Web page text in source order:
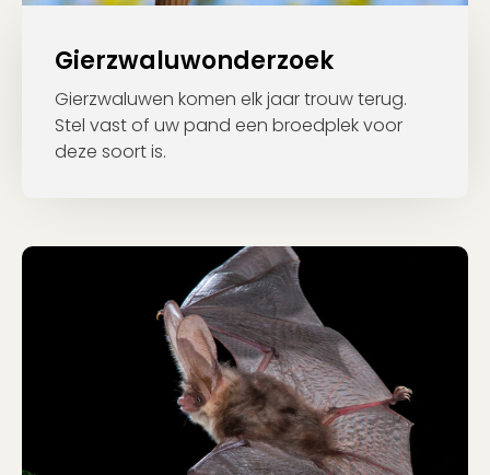
Gierzwaluwonderzoek
Gierzwaluwen komen elk jaar trouw terug.
Stel vast of uw pand een broedplek voor
deze soort is.